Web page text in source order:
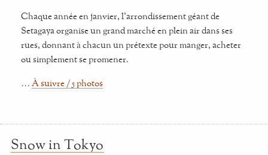
Chaque année en janvier, l'arrondissement géant de
Setagaya organise un grand marché en plein air dans ses
rues, donnant à chacun un prétexte pour manger, acheter
ou simplement se promener.
… À suivre / 5 photos
Snow in Tokyo